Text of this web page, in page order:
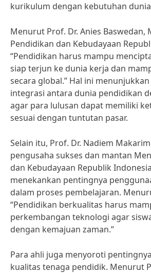
kurikulum dengan kebutuhan
Menurut Prof. Dr. Anies Baswedan,
Pendidikan dan Kebudayaan
“Pendidikan harus mampu
siap terjun ke dunia kerja dan
secara global.” Hal ini
integrasi antara dunia pendidikan
agar para lulusan dapat memiliki
sesuai dengan tuntutan pasar.
Selain itu, Prof. Dr. Nadiem
pengusaha sukses dan mantan
dan Kebudayaan Republik
menekankan pentingnya
dalam proses pembelajaran.
“Pendidikan berkualitas harus
perkembangan teknologi agar
dengan kemajuan zaman.”
Para ahli juga menyoroti
kualitas tenaga pendidik. Menurut